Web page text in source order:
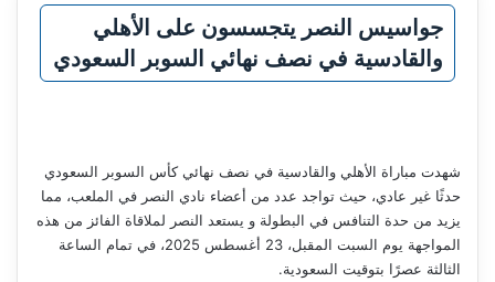
جواسيس النصر يتجسسون على الأهلي
والقادسية في نصف نهائي السوبر السعودي
شهدت مباراة الأهلي والقادسية في نصف نهائي كأس السوبر السعودي
حدثًا غير عادي، حيث تواجد عدد من أعضاء نادي النصر في الملعب، مما
يزيد من حدة التنافس في البطولة و يستعد النصر لملاقاة الفائز من هذه
المواجهة يوم السبت المقبل، 23 أغسطس 2025، في تمام الساعة
الثالثة عصرًا بتوقيت السعودية.